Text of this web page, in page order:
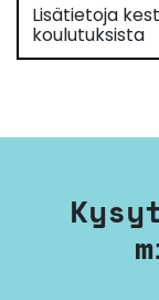
Lisätietoja
koulutuksista